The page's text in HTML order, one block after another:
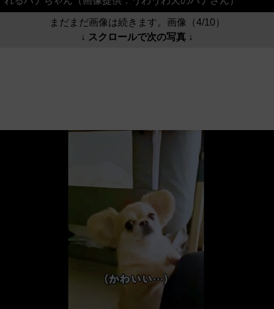
「わかった」と応えるようにステップを踏むハナちゃん（画